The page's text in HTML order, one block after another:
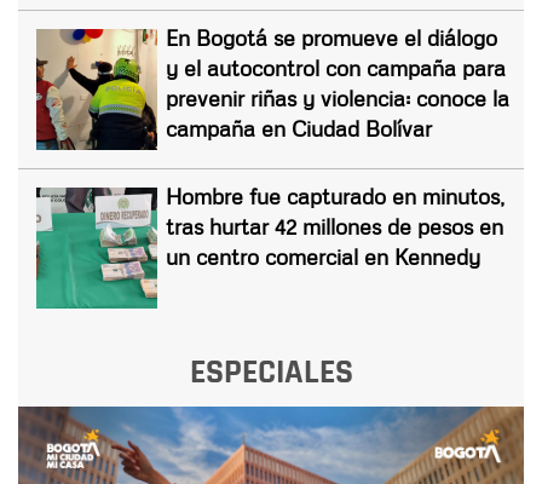
En Bogotá se promueve el diálogo
y el autocontrol con campaña para
prevenir riñas y violencia: conoce la
campaña en Ciudad Bolívar
Hombre fue capturado en minutos,
tras hurtar 42 millones de pesos en
un centro comercial en Kennedy
ESPECIALES